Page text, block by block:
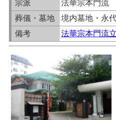
宗派
法華宗本門流
葬儀・墓地
境内墓地・永
備考
法華宗本門流